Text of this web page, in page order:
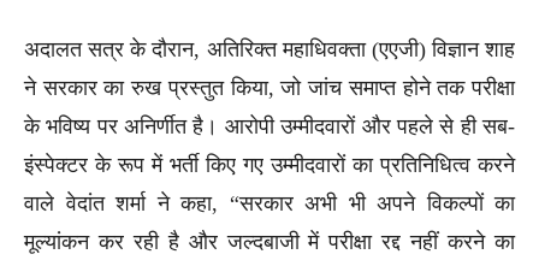
अदालत सत्र के दौरान, अतिरिक्त महाधिवक्ता (एएजी) विज्ञान शाह
ने सरकार का रुख प्रस्तुत किया, जो जांच समाप्त होने तक परीक्षा
के भविष्य पर अनिर्णीत है। आरोपी उम्मीदवारों और पहले से ही सब-
इंस्पेक्टर के रूप में भर्ती किए गए उम्मीदवारों का प्रतिनिधित्व करने
वाले वेदांत शर्मा ने कहा, “सरकार अभी भी अपने विकल्पों का
मूल्यांकन कर रही है और जल्दबाजी में परीक्षा रद्द नहीं करने का